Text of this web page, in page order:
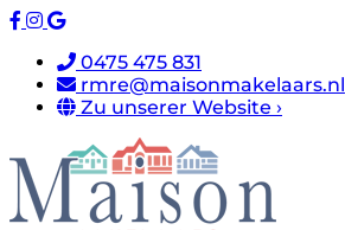
0475 475 831
rmre@maisonmakelaars.nl
Zu unserer Website ›